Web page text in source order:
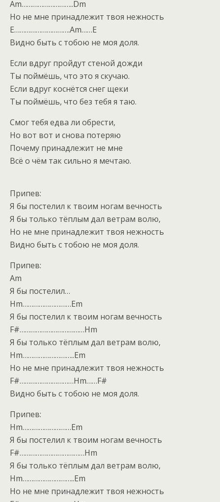
Am………………………..Dm
Но не мне принадлежит твоя нежность
E………………………….Am……E
Видно быть с тобою не моя доля.
Если вдруг пройдут стеной дожди
Ты поймёшь, что это я скучаю.
Если вдруг коснётся снег щеки
Ты поймёшь, что без тебя я таю.
Смог тебя едва ли обрести,
Но вот вот и снова потеряю
Почему принадлежит не мне
Всё о чём так сильно я мечтаю.
Припев:
Я бы постелил к твоим ногам вечность
Я бы только тёплым дал ветрам волю,
Но не мне принадлежит твоя нежность
Видно быть с тобою не моя доля.
Припев:
Am
Я бы постелил…
Hm………………………Em
Я бы постелил к твоим ногам вечность
F#………………………………Hm
Я бы только тёплым дал ветрам волю,
Hm………………………..Em
Но не мне принадлежит твоя нежность
F#…………………………Hm……F#
Видно быть с тобою не моя доля.
Припев:
Hm………………………Em
Я бы постелил к твоим ногам вечность
F#………………………………Hm
Я бы только тёплым дал ветрам волю,
Hm………………………..Em
Но не мне принадлежит твоя нежность